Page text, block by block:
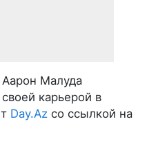
Малуда
карьерой в
Day.Az со ссылкой на